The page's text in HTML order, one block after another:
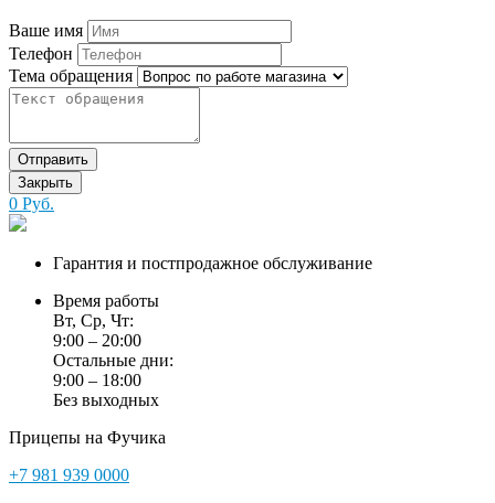
Ваше имя
Телефон
Тема обращения
Отправить
Закрыть
0 Руб.
Гарантия и постпродажное обслуживание
Время работы
Вт, Ср, Чт:
9:00 – 20:00
Остальные дни:
9:00 – 18:00
Без выходных
Прицепы на Фучика
+7 981 939 0000